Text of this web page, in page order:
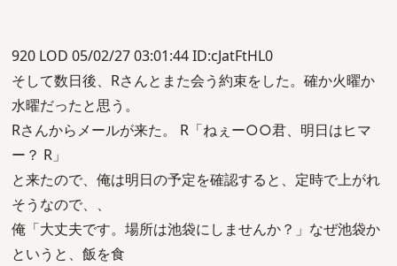
920 LOD 05/02/27 03:01:44 ID:cJatFtHL0
そして数日後、Rさんとまた会う約束をした。確か火曜か
水曜だったと思う。
Rさんからメールが来た。 R「ねぇー○○君、明日はヒマ
ー？ R」
と来たので、俺は明日の予定を確認すると、定時で上がれ
そうなので、、
俺「大丈夫です。場所は池袋にしませんか？」なぜ池袋か
というと、飯を食